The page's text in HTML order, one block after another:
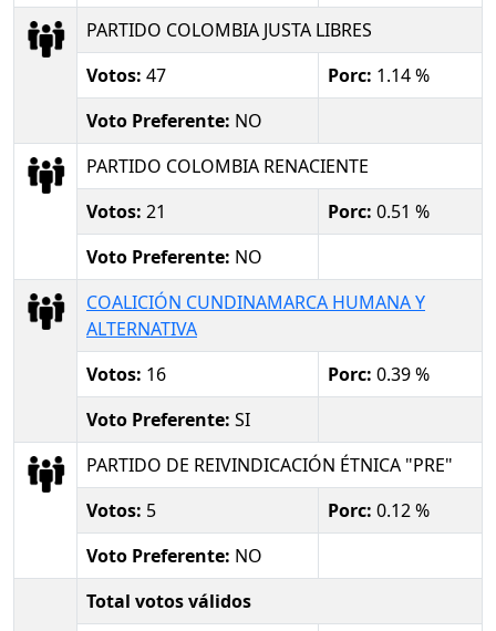
PARTIDO COLOMBIA JUSTA LIBRES
Votos: 47 Porc: 1.14 %
Voto Preferente: NO
PARTIDO COLOMBIA RENACIENTE
Votos: 21 Porc: 0.51 %
Voto Preferente: NO
COALICIÓN CUNDINAMARCA HUMANA Y
ALTERNATIVA
Votos: 16 Porc: 0.39 %
Voto Preferente: SI
PARTIDO DE REIVINDICACIÓN ÉTNICA "PRE"
Votos: 5 Porc: 0.12 %
Voto Preferente: NO
Total votos válidos